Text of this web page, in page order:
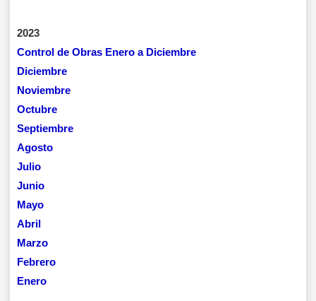
2023
Control de Obras Enero a Diciembre
Diciembre
Noviembre
Octubre
Septiembre
Agosto
Julio
Junio
Mayo
Abril
Marzo
Febrero
Enero